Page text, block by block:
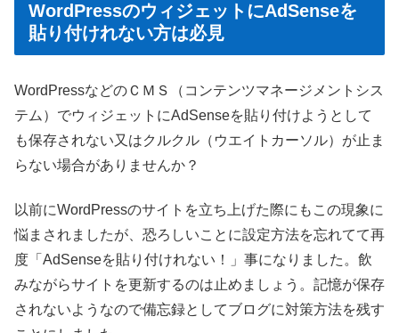
WordPressのウィジェットにAdSenseを
貼り付けれない方は必見
WordPressなどのＣＭＳ（コンテンツマネージメントシス
テム）でウィジェットにAdSenseを貼り付けようとして
も保存されない又はクルクル（ウエイトカーソル）が止ま
らない場合がありませんか？
以前にWordPressのサイトを立ち上げた際にもこの現象に
悩まされましたが、恐ろしいことに設定方法を忘れてて再
度「AdSenseを貼り付けれない！」事になりました。飲
みながらサイトを更新するのは止めましょう。記憶が保存
されないようなので備忘録としてブログに対策方法を残す